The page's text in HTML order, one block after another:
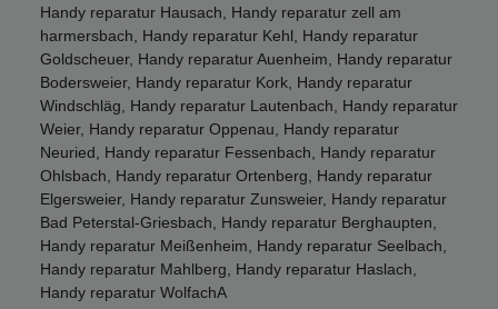
Handy reparatur Hausach, Handy reparatur zell am
harmersbach, Handy reparatur Kehl, Handy reparatur
Goldscheuer, Handy reparatur Auenheim, Handy reparatur
Bodersweier, Handy reparatur Kork, Handy reparatur
Windschläg, Handy reparatur Lautenbach, Handy reparatur
Weier, Handy reparatur Oppenau, Handy reparatur
Neuried, Handy reparatur Fessenbach, Handy reparatur
Ohlsbach, Handy reparatur Ortenberg, Handy reparatur
Elgersweier, Handy reparatur Zunsweier, Handy reparatur
Bad Peterstal-Griesbach, Handy reparatur Berghaupten,
Handy reparatur Meißenheim, Handy reparatur Seelbach,
Handy reparatur Mahlberg, Handy reparatur Haslach,
Handy reparatur WolfachA